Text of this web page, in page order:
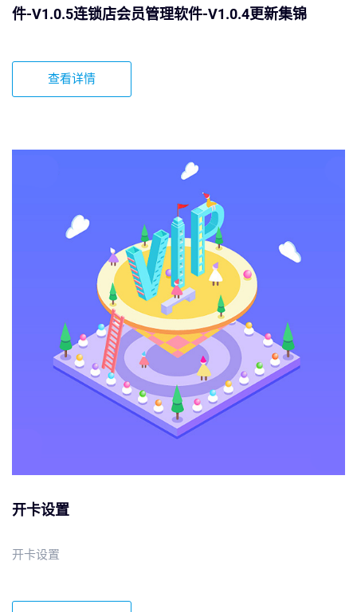
件-V1.0.5连锁店会员管理软件-V1.0.4更新集锦
查看详情
开卡设置
开卡设置